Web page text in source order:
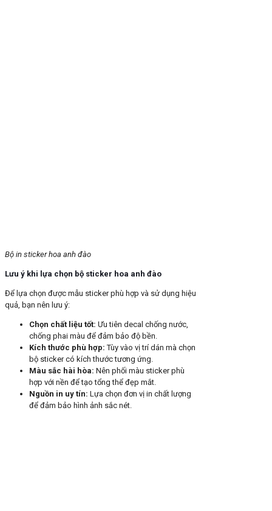
Bộ in sticker hoa anh đào
Lưu ý khi lựa chọn bộ sticker hoa anh đào
Để lựa chọn được mẫu sticker phù hợp và sử dụng hiệu
quả, bạn nên lưu ý:
Chọn chất liệu tốt: Ưu tiên decal chống nước,
chống phai màu để đảm bảo độ bền.
Kích thước phù hợp: Tùy vào vị trí dán mà chọn
bộ sticker có kích thước tương ứng.
Màu sắc hài hòa: Nên phối màu sticker phù
hợp với nền để tạo tổng thể đẹp mắt.
Nguồn in uy tín: Lựa chọn đơn vị in chất lượng
để đảm bảo hình ảnh sắc nét.